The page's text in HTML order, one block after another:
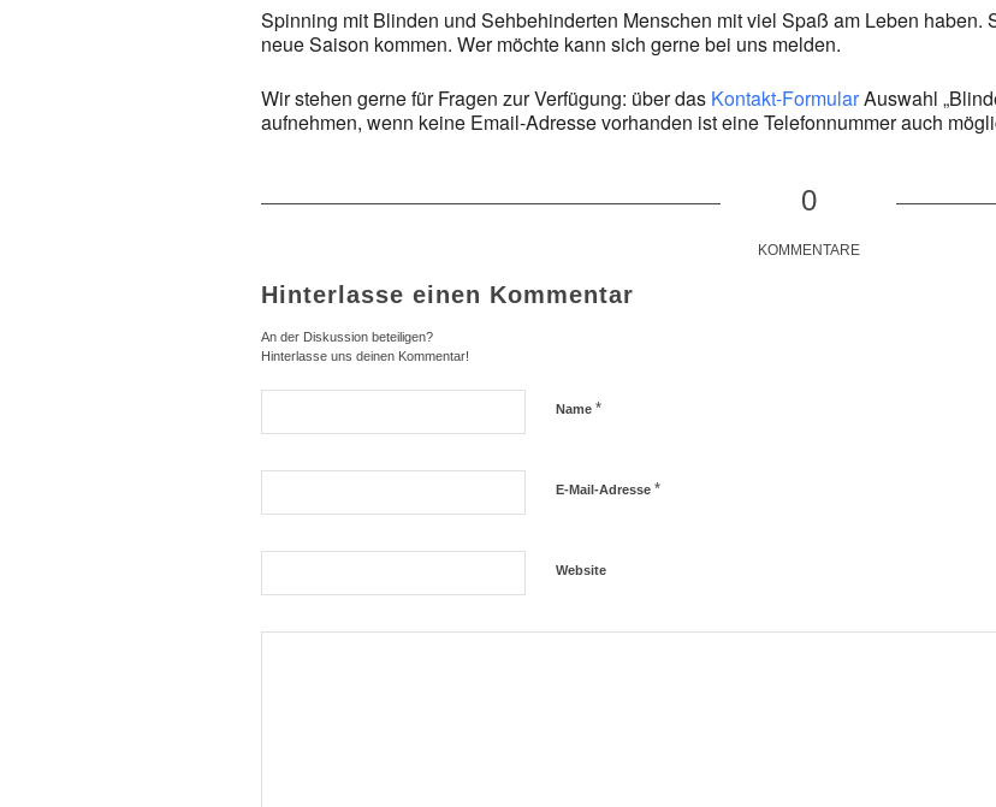
Spinning mit Blinden und Sehbehinderten Menschen mit viel Spaß am Leben haben.
neue Saison kommen. Wer möchte kann sich gerne bei uns melden.
Wir stehen gerne für Fragen zur Verfügung: über das Kontakt-FormularAuswahl
aufnehmen, wenn keine Email-Adresse vorhanden ist eine Telefonnummer auch
0
KOMMENTARE
Hinterlasse einen Kommentar
An der Diskussion beteiligen?
Hinterlasse uns deinen Kommentar!
Name *
E-Mail-Adresse *
Website